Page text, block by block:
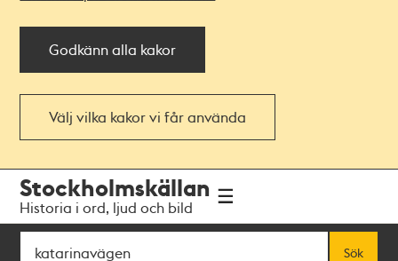
Godkänn alla kakor
Välj vilka kakor vi får använda
navigationen
huvudinnehållet
Stockholmskällan
Historia i ord, ljud och bild
Sök
Sök